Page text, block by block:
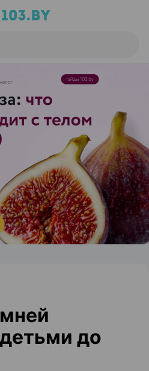
РЕКЛАМА НА САЙТЕ
до